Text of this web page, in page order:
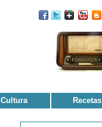
Cultura Recetas